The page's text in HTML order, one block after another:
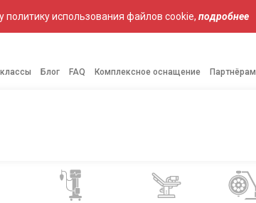
использования файлов cookie, подробнее
Блог FAQ Комплексное оснащение Партнёрам